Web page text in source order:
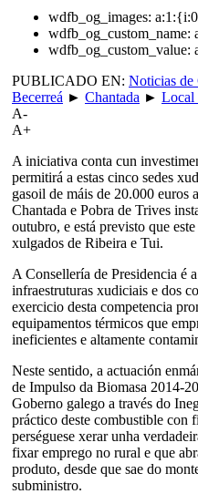
wdfb_og_images:
wdfb_og_custom_name:
wdfb_og_custom_value:
PUBLICADO EN: Noticias de
Becerreá ► Chantada ► Local
A-
A+
A iniciativa conta cun
permitirá a estas cinco sedes
gasoil de máis de 20.000 euros
Chantada e Pobra de Trives
outubro, e está previsto que
xulgados de Ribeira e Tui.
A Consellería de Presidencia é
infraestruturas xudiciais e dos
exercicio desta competencia
equipamentos térmicos que
ineficientes e altamente
Neste sentido, a actuación
de Impulso da Biomasa 2014-
Goberno galego a través do
práctico deste combustible con
perséguese xerar unha
fixar emprego no rural e que
produto, desde que sae do
subministro.